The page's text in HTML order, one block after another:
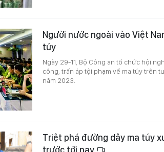
Người nước ngoài vào Việt
túy
Ngày 29-11, Bộ Công an tổ chức hội
công, trấn áp tội phạm về ma túy trên
năm 2023.
Triệt phá đường dây ma túy
trước tới nay